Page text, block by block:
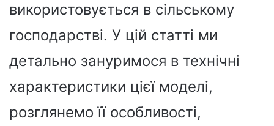
використовується в сільському
господарстві. У цій статті ми
детально зануримося в технічні
характеристики цієї моделі,
розглянемо її особливості,